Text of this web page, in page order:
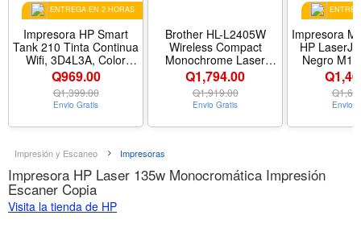
ENTREGA EN 2 HORAS
Impresora HP Smart
Tank 210 Tinta Continua
Wifi, 3D4L3A, Color
Blanco
Q969.00
Q1,399.00
Envio Gratis
Brother HL-L2405W
Wireless Compact
Monochrome Laser
Printer with Mobile
Printing, Black White
Output | Includes
Refresh Subscription
Trial(1), (Renewed
Printer
Q1,794.00
Q1,919.00
Envio Gratis
Impresora
HP
Negro
Q
Envio
Impresión y Escaneo Impresoras
Impresora HP Laser 135w Monocromática Impresión
Escaner Copia
Visita la tienda de HP